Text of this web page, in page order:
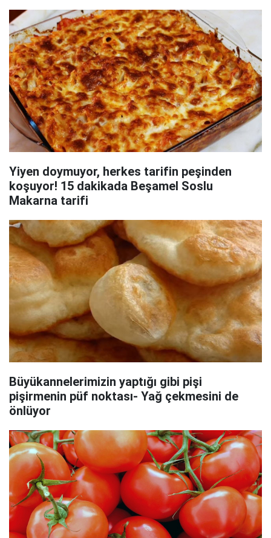
Yiyen doymuyor, herkes tarifin peşinden
koşuyor! 15 dakikada Beşamel Soslu
Makarna tarifi
Büyükannelerimizin yaptığı gibi pişi
pişirmenin püf noktası- Yağ çekmesini de
önlüyor